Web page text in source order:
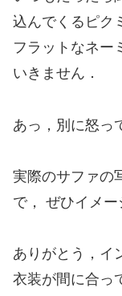
込んでくるピク
フラットなネー
いきません．
あっ，別に怒っ
実際のサファの
で， ぜひイメー
ありがとう，イ
衣装が間に合っ